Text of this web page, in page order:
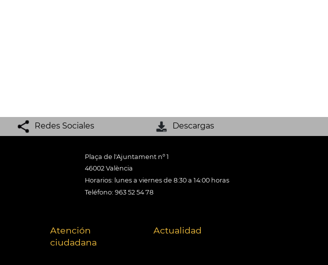
Redes Sociales Descargas
Plaça de l'Ajuntament nº 1
46002 València
Horarios: lunes a viernes de 8:30 a 14:00 horas
Teléfono: 963 52 54 78
Atención
ciudadana
Actualidad